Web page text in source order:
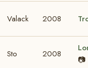
Valack 2008
Sto 2008
📷